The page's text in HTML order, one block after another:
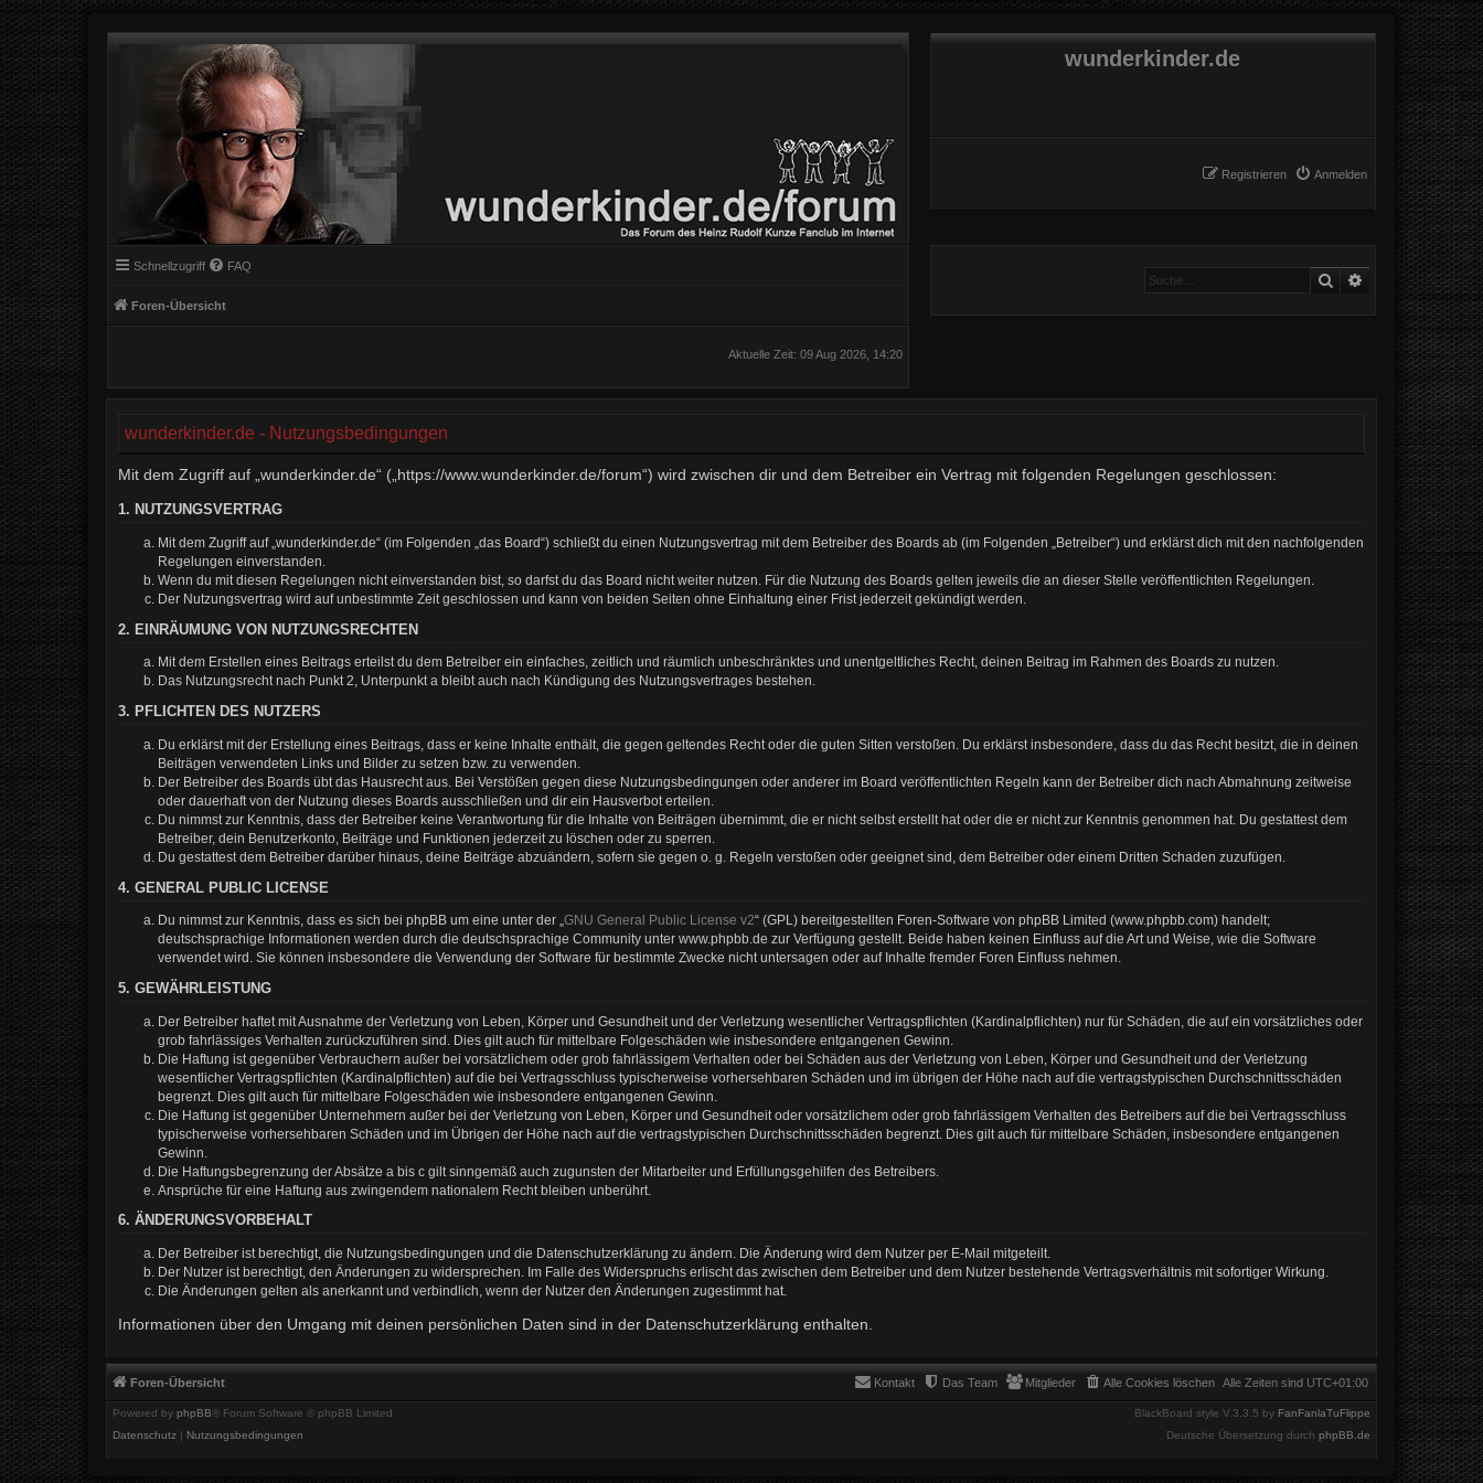
wunderkinder.de
Anmelden
Registrieren
Schnellzugriff FAQ
Foren-Übersicht
Suche Erweiterte Suche
Aktuelle Zeit: 09 Aug 2026, 14:20
wunderkinder.de - Nutzungsbedingungen
Mit dem Zugriff auf „wunderkinder.de“ („https://www.wunderkinder.de/forum“) wird zwischen dir und dem Betreiber ein Vertrag mit folgenden Regelungen geschlossen:
1. NUTZUNGSVERTRAG
Mit dem Zugriff auf „wunderkinder.de“ (im Folgenden „das Board“) schließt du einen Nutzungsvertrag mit dem Betreiber des Boards ab (im Folgenden „Betreiber“) und erklärst dich mit den nachfolgenden
Regelungen einverstanden.
Wenn du mit diesen Regelungen nicht einverstanden bist, so darfst du das Board nicht weiter nutzen. Für die Nutzung des Boards gelten jeweils die an dieser Stelle veröffentlichten Regelungen.
Der Nutzungsvertrag wird auf unbestimmte Zeit geschlossen und kann von beiden Seiten ohne Einhaltung einer Frist jederzeit gekündigt werden.
2. EINRÄUMUNG VON NUTZUNGSRECHTEN
Mit dem Erstellen eines Beitrags erteilst du dem Betreiber ein einfaches, zeitlich und räumlich unbeschränktes und unentgeltliches Recht, deinen Beitrag im Rahmen des Boards zu nutzen.
Das Nutzungsrecht nach Punkt 2, Unterpunkt a bleibt auch nach Kündigung des Nutzungsvertrages bestehen.
3. PFLICHTEN DES NUTZERS
Du erklärst mit der Erstellung eines Beitrags, dass er keine Inhalte enthält, die gegen geltendes Recht oder die guten Sitten verstoßen. Du erklärst insbesondere, dass du das Recht besitzt, die in deinen
Beiträgen verwendeten Links und Bilder zu setzen bzw. zu verwenden.
Der Betreiber des Boards übt das Hausrecht aus. Bei Verstößen gegen diese Nutzungsbedingungen oder anderer im Board veröffentlichten Regeln kann der Betreiber dich nach Abmahnung zeitweise
oder dauerhaft von der Nutzung dieses Boards ausschließen und dir ein Hausverbot erteilen.
Du nimmst zur Kenntnis, dass der Betreiber keine Verantwortung für die Inhalte von Beiträgen übernimmt, die er nicht selbst erstellt hat oder die er nicht zur Kenntnis genommen hat. Du gestattest dem
Betreiber, dein Benutzerkonto, Beiträge und Funktionen jederzeit zu löschen oder zu sperren.
Du gestattest dem Betreiber darüber hinaus, deine Beiträge abzuändern, sofern sie gegen o. g. Regeln verstoßen oder geeignet sind, dem Betreiber oder einem Dritten Schaden zuzufügen.
4. GENERAL PUBLIC LICENSE
Du nimmst zur Kenntnis, dass es sich bei phpBB um eine unter der „GNU General Public License v2“ (GPL) bereitgestellten Foren-Software von phpBB Limited (www.phpbb.com) handelt;
deutschsprachige Informationen werden durch die deutschsprachige Community unter www.phpbb.de zur Verfügung gestellt. Beide haben keinen Einfluss auf die Art und Weise, wie die Software
verwendet wird. Sie können insbesondere die Verwendung der Software für bestimmte Zwecke nicht untersagen oder auf Inhalte fremder Foren Einfluss nehmen.
5. GEWÄHRLEISTUNG
Der Betreiber haftet mit Ausnahme der Verletzung von Leben, Körper und Gesundheit und der Verletzung wesentlicher Vertragspflichten (Kardinalpflichten) nur für Schäden, die auf ein vorsätzliches oder
grob fahrlässiges Verhalten zurückzuführen sind. Dies gilt auch für mittelbare Folgeschäden wie insbesondere entgangenen Gewinn.
Die Haftung ist gegenüber Verbrauchern außer bei vorsätzlichem oder grob fahrlässigem Verhalten oder bei Schäden aus der Verletzung von Leben, Körper und Gesundheit und der Verletzung
wesentlicher Vertragspflichten (Kardinalpflichten) auf die bei Vertragsschluss typischerweise vorhersehbaren Schäden und im übrigen der Höhe nach auf die vertragstypischen Durchschnittsschäden
begrenzt. Dies gilt auch für mittelbare Folgeschäden wie insbesondere entgangenen Gewinn.
Die Haftung ist gegenüber Unternehmern außer bei der Verletzung von Leben, Körper und Gesundheit oder vorsätzlichem oder grob fahrlässigem Verhalten des Betreibers auf die bei Vertragsschluss
typischerweise vorhersehbaren Schäden und im Übrigen der Höhe nach auf die vertragstypischen Durchschnittsschäden begrenzt. Dies gilt auch für mittelbare Schäden, insbesondere entgangenen
Gewinn.
Die Haftungsbegrenzung der Absätze a bis c gilt sinngemäß auch zugunsten der Mitarbeiter und Erfüllungsgehilfen des Betreibers.
Ansprüche für eine Haftung aus zwingendem nationalem Recht bleiben unberührt.
6. ÄNDERUNGSVORBEHALT
Der Betreiber ist berechtigt, die Nutzungsbedingungen und die Datenschutzerklärung zu ändern. Die Änderung wird dem Nutzer per E-Mail mitgeteilt.
Der Nutzer ist berechtigt, den Änderungen zu widersprechen. Im Falle des Widerspruchs erlischt das zwischen dem Betreiber und dem Nutzer bestehende Vertragsverhältnis mit sofortiger Wirkung.
Die Änderungen gelten als anerkannt und verbindlich, wenn der Nutzer den Änderungen zugestimmt hat.
Informationen über den Umgang mit deinen persönlichen Daten sind in der Datenschutzerklärung enthalten.
Foren-Übersicht Alle Zeiten sind UTC+01:00
Alle Cookies löschen
Mitglieder
Das Team
Kontakt
Powered by phpBB® Forum Software © phpBB Limited BlackBoard style V.3.3.5 by FanFanlaTuFlippe
Deutsche Übersetzung durch phpBB.de
Datenschutz | Nutzungsbedingungen